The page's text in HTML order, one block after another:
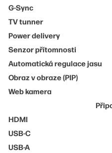
G-Sync
TV tunner
Power delivery
Senzor přítomnosti
Automatická regulace jasu
Obraz v obraze (PIP)
Web kamera
HDMI
USB-C
USB-A